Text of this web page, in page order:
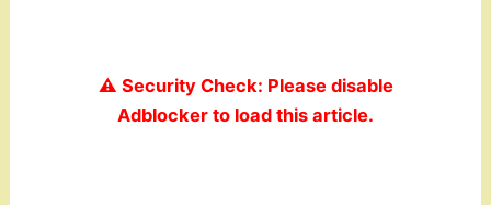
⚠️ Security Check: Please disable
Adblocker to load this article.